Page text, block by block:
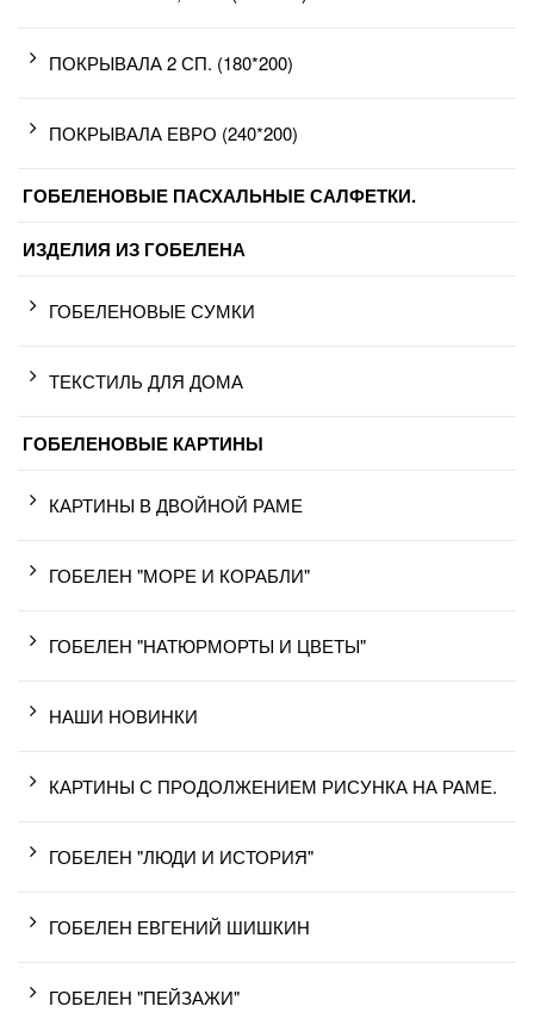
ПОКРЫВАЛА 2 СП. (180*200)
ПОКРЫВАЛА ЕВРО (240*200)
ГОБЕЛЕНОВЫЕ ПАСХАЛЬНЫЕ САЛФЕТКИ.
ИЗДЕЛИЯ ИЗ ГОБЕЛЕНА
ГОБЕЛЕНОВЫЕ СУМКИ
ТЕКСТИЛЬ ДЛЯ ДОМА
ГОБЕЛЕНОВЫЕ КАРТИНЫ
КАРТИНЫ В ДВОЙНОЙ РАМЕ
ГОБЕЛЕН "МОРЕ И КОРАБЛИ"
ГОБЕЛЕН "НАТЮРМОРТЫ И ЦВЕТЫ"
НАШИ НОВИНКИ
КАРТИНЫ С ПРОДОЛЖЕНИЕМ РИСУНКА НА РАМЕ.
ГОБЕЛЕН "ЛЮДИ И ИСТОРИЯ"
ГОБЕЛЕН ЕВГЕНИЙ ШИШКИН
ГОБЕЛЕН "ПЕЙЗАЖИ"